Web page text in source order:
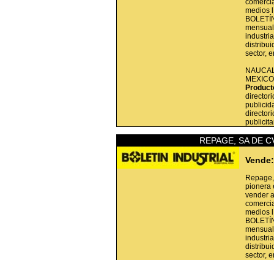
medios
sector,
MEXICO
REPAGE, SA DE
Vende:
pionera
vender
medios
sector,